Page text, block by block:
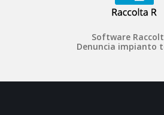
Software
Denuncia impianto